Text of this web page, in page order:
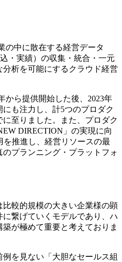
の中に散在する経営データ
・実績）の収集・統合・一元
析を可能にするクラウド経営
から提供開始した後、2023年
も注力し、計5つのプロダク
に至りました。また、プロダク
DIRECTION」の実現に向
推進し、経営リソースの最
プランニング・プラットフォ
較的規模の大きい企業様の顕
繋げていくモデルであり、ハ
が極めて重要と考えておりま
例を見ない「大胆なセールス組